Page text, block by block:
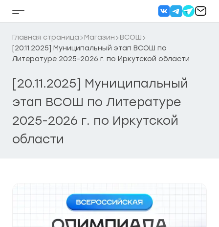
Кнопка
бокового
меню
Главная страница Магазин
ВСОШ
[20.11.2025] Муниципальный этап ВСОШ по
Литературе 2025-2026 г. по Иркутской области
[20.11.2025] Муниципальный
этап ВСОШ по Литературе
2025-2026 г. по Иркутской
области